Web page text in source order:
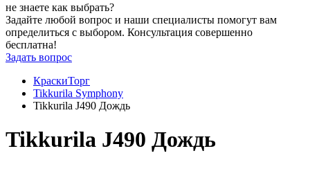
пены и клеи
Новинки
не знаете как выбрать?
Задайте любой вопрос и наши специалисты помогут вам
определиться с выбором. Консультация совершенно
бесплатна!
Задать вопрос
КраскиТорг
Tikkurila Symphony
Tikkurila J490 Дождь
Tikkurila J490 Дождь